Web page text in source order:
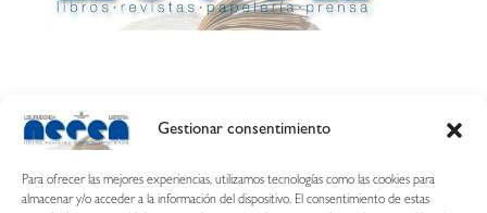
Gestionar consentimiento
Para ofrecer las mejores experiencias, utilizamos tecnologías como las cookies para
almacenar y/o acceder a la información del dispositivo. El consentimiento de estas
Calle Esquíroz, 27
687 54 31 70